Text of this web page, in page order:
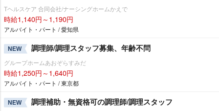
Tヘルスケア 合同会社/ナーシングホームかえで
時給1,140円～1,190円
アルバイト・パート / 愛知県
NEW 調理師/調理スタッフ募集、年齢不問
グループホームあおぞらすみだ
時給1,250円～1,640円
アルバイト・パート / 東京都
NEW 調理補助・無資格可の調理師/調理スタッフ